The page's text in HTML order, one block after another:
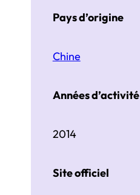
Pays d’origine
Chine
Années d’activité
2014
Site officiel